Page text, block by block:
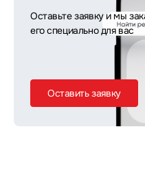
Оставьте заявку и мы
его специально для вас
Оставить заявку